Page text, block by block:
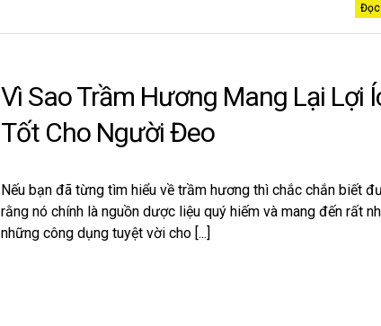
Đọc
Vì Sao Trầm Hương Mang Lại Lợi
Tốt Cho Người Đeo
Nếu bạn đã từng tìm hiểu về trầm hương thì chắc chắn biết
rằng nó chính là nguồn dược liệu quý hiếm và mang đến rất
những công dụng tuyệt vời cho [...]